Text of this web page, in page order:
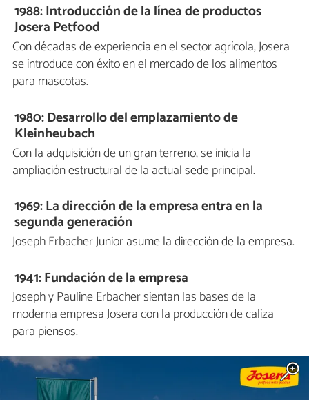
1988: Introducción de la línea de productos
Josera Petfood
Con décadas de experiencia en el sector agrícola, Josera
se introduce con éxito en el mercado de los alimentos
para mascotas.
1980: Desarrollo del emplazamiento de
Kleinheubach
Con la adquisición de un gran terreno, se inicia la
ampliación estructural de la actual sede principal.
1969: La dirección de la empresa entra en la
segunda generación
Joseph Erbacher Junior asume la dirección de la empresa.
1941: Fundación de la empresa
Joseph y Pauline Erbacher sientan las bases de la
moderna empresa Josera con la producción de caliza
para piensos.